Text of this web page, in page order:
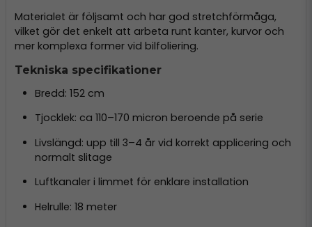
Materialet är följsamt och har god stretchförmåga,
vilket gör det enkelt att arbeta runt kanter, kurvor och
mer komplexa former vid bilfoliering.
Tekniska specifikationer
Bredd: 152 cm
Tjocklek: ca 110–170 micron beroende på serie
Livslängd: upp till 3–4 år vid korrekt applicering och
normalt slitage
Luftkanaler i limmet för enklare installation
Helrulle: 18 meter